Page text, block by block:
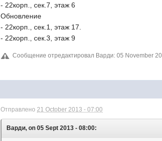
- 22корп., сек.7, этаж 6
Обновление
- 22корп., сек.1, этаж 17.
- 22корп., сек.3, этаж 9
Сообщение отредактировал Варди: 05 November
Отправлено 21 October 2013 - 07:00
Варди, on 05 Sept 2013 - 08:00: